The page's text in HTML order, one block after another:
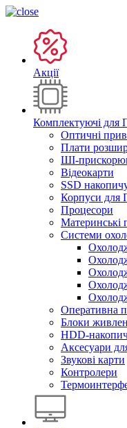
Акції
Комплектуючі для
Оптичні
Плати
ШІ-
Відеокарти
SSD
Корпуси для
Процесори
Материнські
Системи
Оперативна
Блоки
HDD-
Аксесуари
Звукові карти
Контролери